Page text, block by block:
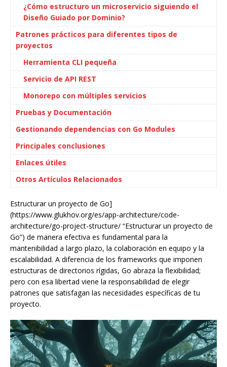
¿Cómo estructuro un microservicio siguiendo el
Diseño Guiado por Dominio?
Patrones prácticos para diferentes tipos de
proyectos
Herramienta CLI pequeña
Servicio de API REST
Monorepo con múltiples servicios
Pruebas y Documentación
Gestionando dependencias con Go Modules
Principales conclusiones
Enlaces útiles
Otros Artículos Relacionados
Estructurar un proyecto de Go]
(https://www.glukhov.org/es/app-architecture/code-
architecture/go-project-structure/ “Estructurar un proyecto de
Go”) de manera efectiva es fundamental para la
mantenibilidad a largo plazo, la colaboración en equipo y la
escalabilidad. A diferencia de los frameworks que imponen
estructuras de directorios rígidas, Go abraza la flexibilidad;
pero con esa libertad viene la responsabilidad de elegir
patrones que satisfagan las necesidades específicas de tu
proyecto.